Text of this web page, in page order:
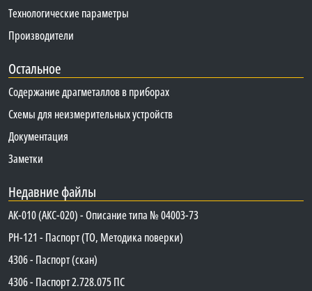
Технологические параметры
Производители
Остальное
Содержание драгметаллов в приборах
Схемы для неизмерительных устройств
Документация
Заметки
Недавние файлы
АК-010 (АКС-020) - Описание типа № 04003-73
PH-121 - Паспорт (ТО, Методика поверки)
4306 - Паспорт (скан)
4306 - Паспорт 2.728.075 ПС